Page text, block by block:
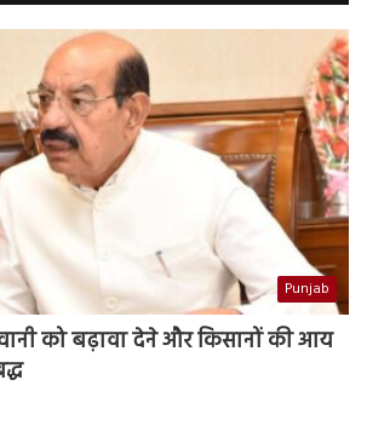
Punjab
को बढ़ावा देने और किसानों की आय